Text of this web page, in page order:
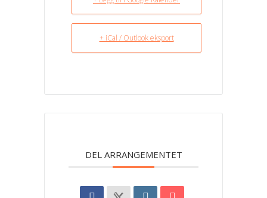
+ iCal / Outlook eksport
DEL ARRANGEMENTET